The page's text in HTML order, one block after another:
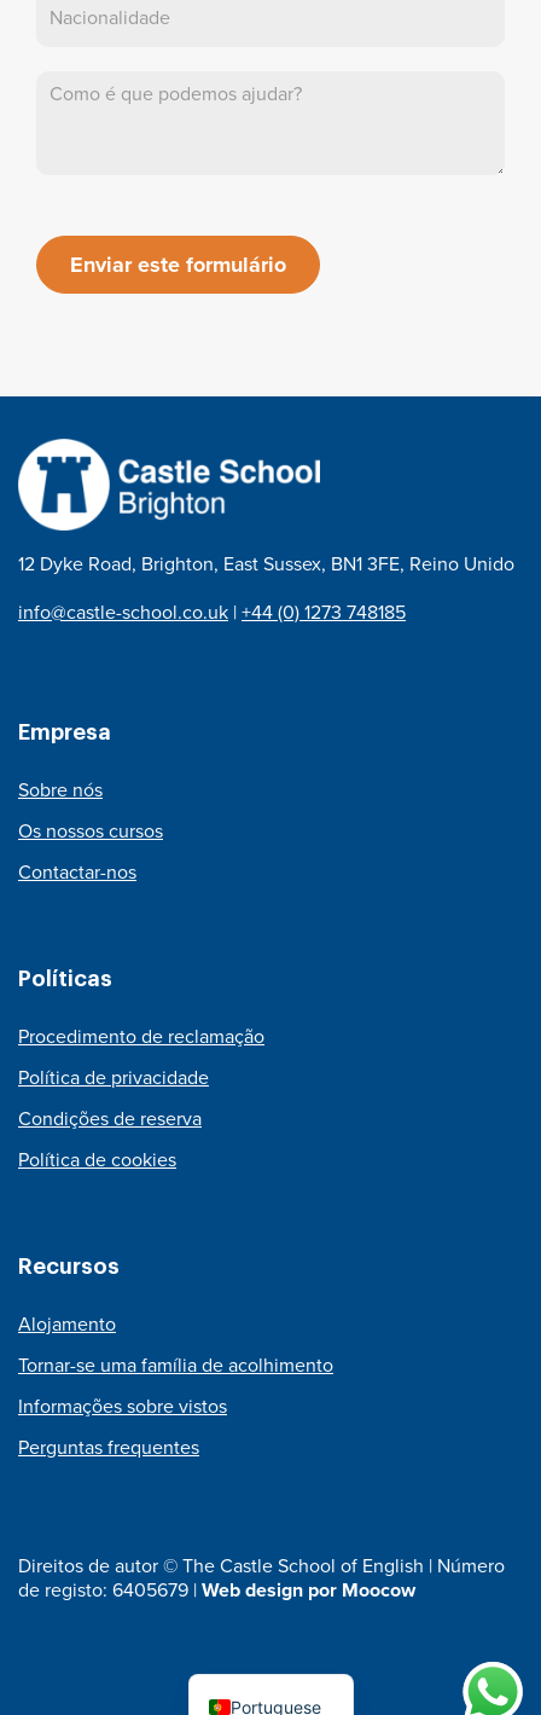
Enviar este formulário
12 Dyke Road, Brighton, East Sussex, BN1 3FE, Reino Unido
info@castle-school.co.uk |+44 (0) 1273 748185
Empresa
Sobre nós
Os nossos cursos
Contactar-nos
Políticas
Procedimento de reclamação
Política de privacidade
Condições de reserva
Política de cookies
Recursos
Alojamento
Tornar-se uma família de acolhimento
Informações sobre vistos
Perguntas frequentes
Direitos de autor © The Castle School of English | Número
de registo: 6405679 |Web design por Moocow
Portuguese